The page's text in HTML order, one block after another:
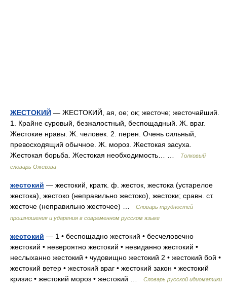
ЖЕСТОКИЙ — ЖЕСТОКИЙ, ая, ое; ок; жесточе; жесточайший.
1. Крайне суровый, безжалостный, беспощадный. Ж. враг.
Жестокие нравы. Ж. человек. 2. перен. Очень сильный,
превосходящий обычное. Ж. мороз. Жестокая засуха.
Жестокая борьба. Жестокая необходимость… …
Толковый
словарь Ожегова
жестокий — жестокий, кратк. ф. жесток, жестока (устарелое
жестока), жестоко (неправильно жестоко), жестоки; сравн. ст.
жесточе (неправильно жесточее) …
Словарь трудностей
произношения и ударения в современном русском языке
жестокий — 1 • беспощадно жестокий • бесчеловечно
жестокий • невероятно жестокий • невиданно жестокий •
неслыханно жестокий • чудовищно жестокий 2 • жестокий бой •
жестокий ветер • жестокий враг • жестокий закон • жестокий
кризис • жестокий мороз • жестокий …
Словарь русской идиоматики